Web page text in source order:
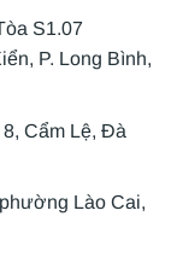
S1.07
P. Long Bình,
Cẩm Lệ, Đà
Lào Cai,